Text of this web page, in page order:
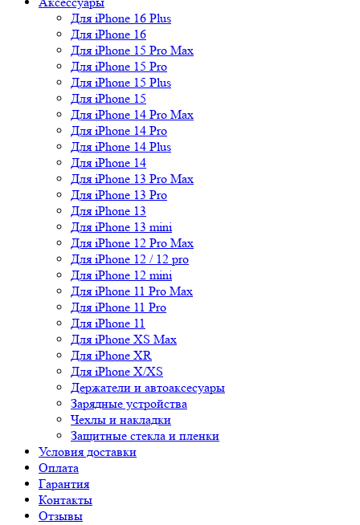
Для iPhone 16 Plus
Для iPhone 16
Для iPhone 15 Pro Max
Для iPhone 15 Pro
Для iPhone 15 Plus
Для iPhone 15
Для iPhone 14 Pro Max
Для iPhone 14 Pro
Для iPhone 14 Plus
Для iPhone 14
Для iPhone 13 Pro Max
Для iPhone 13 Pro
Для iPhone 13
Для iPhone 13 mini
Для iPhone 12 Pro Max
Для iPhone 12 / 12 pro
Для iPhone 12 mini
Для iPhone 11 Pro Max
Для iPhone 11 Pro
Для iPhone 11
Для iPhone XS Max
Для iPhone XR
Для iPhone X/XS
Держатели и автоаксесуары
Зарядные устройства
Чехлы и накладки
Защитные стекла и пленки
Условия доставки
Оплата
Гарантия
Контакты
Отзывы